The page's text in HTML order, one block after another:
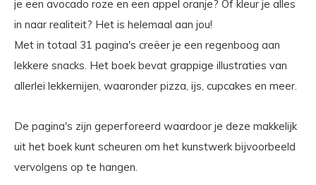
je een avocado roze en een appel oranje? Of kleur je alles
in naar realiteit? Het is helemaal aan jou!
Met in totaal 31 pagina's creëer je een regenboog aan
lekkere snacks. Het boek bevat grappige illustraties van
allerlei lekkernijen, waaronder pizza, ijs, cupcakes en meer.
De pagina's zijn geperforeerd waardoor je deze makkelijk
uit het boek kunt scheuren om het kunstwerk bijvoorbeeld
vervolgens op te hangen.